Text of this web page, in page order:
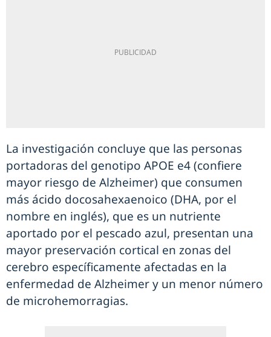
La investigación concluye que las personas
portadoras del genotipo APOE e4 (confiere
mayor riesgo de Alzheimer) que consumen
más ácido docosahexaenoico (DHA, por el
nombre en inglés), que es un nutriente
aportado por el pescado azul, presentan una
mayor preservación cortical en zonas del
cerebro específicamente afectadas en la
enfermedad de Alzheimer y un menor número
de microhemorragias.